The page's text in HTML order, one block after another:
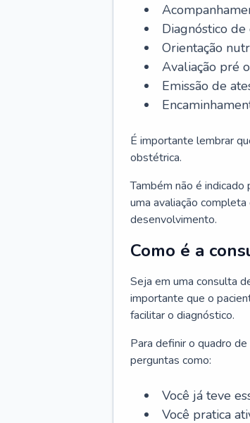
Diagnóstico de
Orientação
Avaliação pré
Emissão de
É importante lembrar
obstétrica.
Também não é
uma avaliação
desenvolvimento.
Como é a
Seja em uma consulta
importante que o
facilitar o diagnóstico.
Para definir o quadro
perguntas como:
Você já teve
Você pratica